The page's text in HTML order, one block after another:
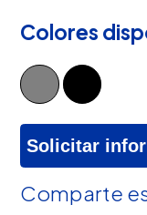
Colores
Solicitar
Comparte